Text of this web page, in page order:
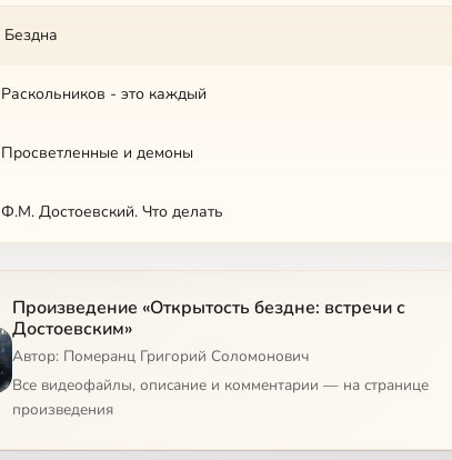
Бездна
Раскольников - это каждый
Просветленные и демоны
Ф.М. Достоевский. Что делать
Произведение «Открытость бездне: встречи с
Достоевским»
Автор: Померанц Григорий Соломонович
Все видеофайлы, описание и комментарии — на странице
произведения